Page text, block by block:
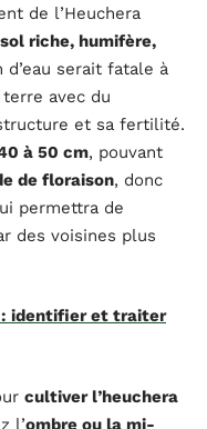
de l’Heuchera
sol riche, humifère,
d’eau serait fatale à
avec du
et sa fertilité.
à 50 cm, pouvant
de floraison, donc
permettra de
des voisines plus
: identifier et traiter
cultiver l’heuchera
l’ombre ou la mi-